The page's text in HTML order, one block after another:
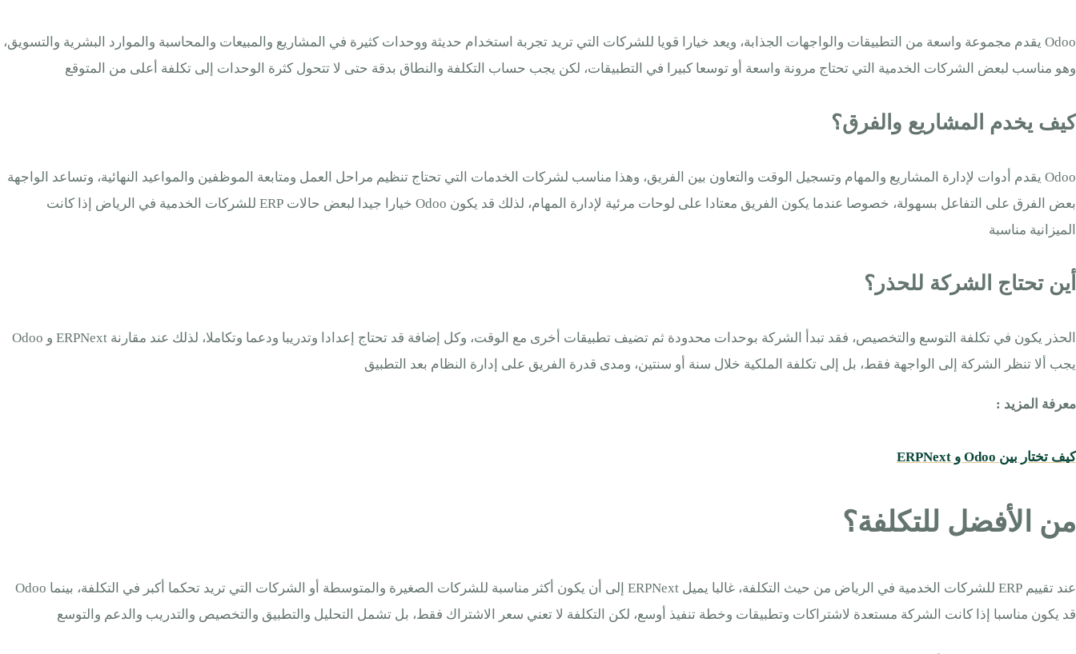
Odoo يقدم مجموعة واسعة من التطبيقات والواجهات الجذابة، ويعد خيارا قويا للشركات التي تريد تجربة استخدام حديثة ووحدات كثيرة في المشاريع والمبيعات والمحاسبة والموارد البشرية والتسويق،
وهو مناسب لبعض الشركات الخدمية التي تحتاج مرونة واسعة أو توسعا كبيرا في التطبيقات، لكن يجب حساب التكلفة والنطاق بدقة حتى لا تتحول كثرة الوحدات إلى تكلفة أعلى من المتوقع
كيف يخدم المشاريع والفرق؟
Odoo يقدم أدوات لإدارة المشاريع والمهام وتسجيل الوقت والتعاون بين الفريق، وهذا مناسب لشركات الخدمات التي تحتاج تنظيم مراحل العمل ومتابعة الموظفين والمواعيد النهائية، وتساعد الواجهة
بعض الفرق على التفاعل بسهولة، خصوصا عندما يكون الفريق معتادا على لوحات مرئية لإدارة المهام، لذلك قد يكون Odoo خيارا جيدا لبعض حالات ERP للشركات الخدمية في الرياض إذا كانت
الميزانية مناسبة
أين تحتاج الشركة للحذر؟
الحذر يكون في تكلفة التوسع والتخصيص، فقد تبدأ الشركة بوحدات محدودة ثم تضيف تطبيقات أخرى مع الوقت، وكل إضافة قد تحتاج إعدادا وتدريبا ودعما وتكاملا، لذلك عند مقارنة ERPNext و Odoo
يجب ألا تنظر الشركة إلى الواجهة فقط، بل إلى تكلفة الملكية خلال سنة أو سنتين، ومدى قدرة الفريق على إدارة النظام بعد التطبيق
معرفة المزيد :
كيف تختار بين Odoo و ERPNext
من الأفضل للتكلفة؟
عند تقييم ERP للشركات الخدمية في الرياض من حيث التكلفة، غالبا يميل ERPNext إلى أن يكون أكثر مناسبة للشركات الصغيرة والمتوسطة أو الشركات التي تريد تحكما أكبر في التكلفة، بينما Odoo
قد يكون مناسبا إذا كانت الشركة مستعدة لاشتراكات وتطبيقات وخطة تنفيذ أوسع، لكن التكلفة لا تعني سعر الاشتراك فقط، بل تشمل التحليل والتطبيق والتخصيص والتدريب والدعم والتوسع